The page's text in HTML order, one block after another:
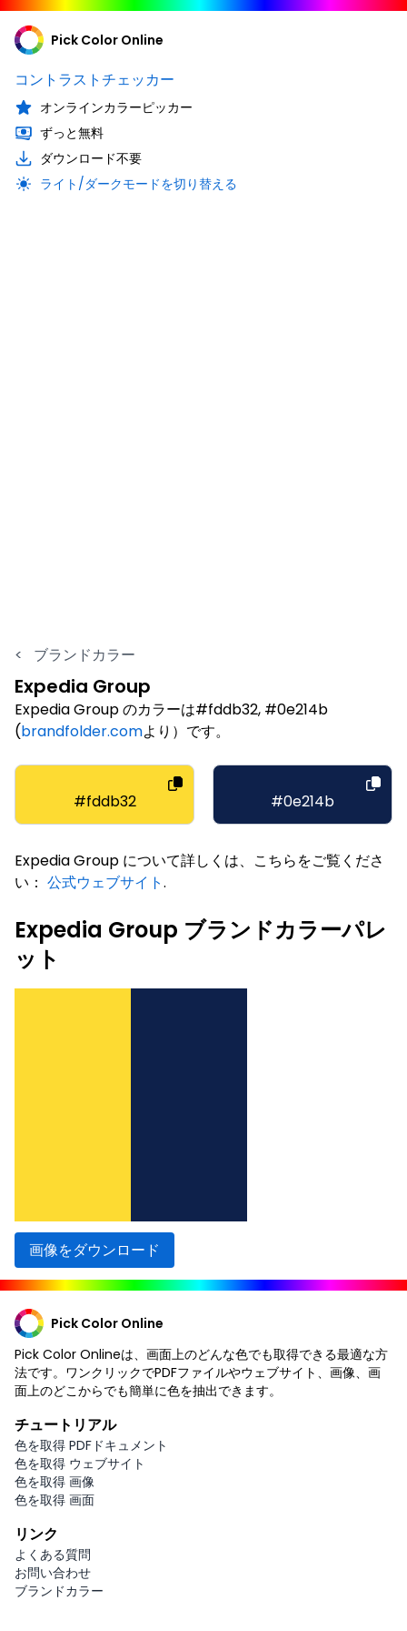
Pick Color Online
コントラストチェッカー
オンラインカラーピッカー
ずっと無料
ダウンロード不要
ライト/ダークモードを切り替える
< ブランドカラー
Expedia Group
Expedia Group のカラーは#fddb32, #0e214b
(brandfolder.comより）です。
#fddb32 #0e214b
Expedia Group について詳しくは、こちらをご覧くださ
い： 公式ウェブサイト.
Expedia Group ブランドカラーパレ
ット
画像をダウンロード
Pick Color Online
Pick Color Onlineは、画面上のどんな色でも取得できる最適な方
法です。ワンクリックでPDFファイルやウェブサイト、画像、画
面上のどこからでも簡単に色を抽出できます。
チュートリアル
色を取得 PDFドキュメント
色を取得 ウェブサイト
色を取得 画像
色を取得 画面
リンク
よくある質問
お問い合わせ
ブランドカラー